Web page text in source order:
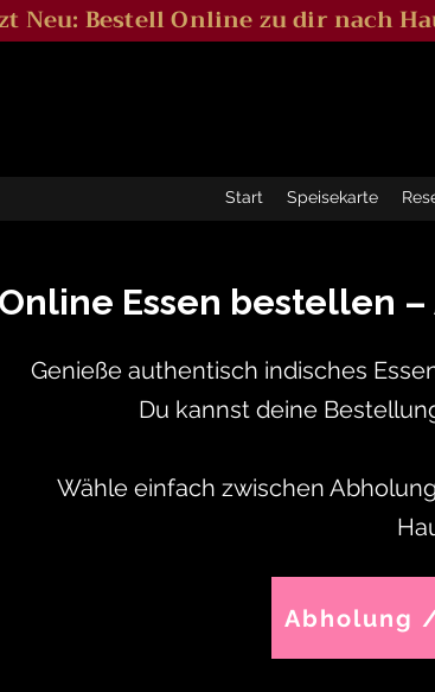
Neu: Bestell Online zu dir nach
Start Speisekarte
Online Essen bestellen
Genieße authentisch indisches
Du kannst deine
Wähle einfach zwischen
Abholung